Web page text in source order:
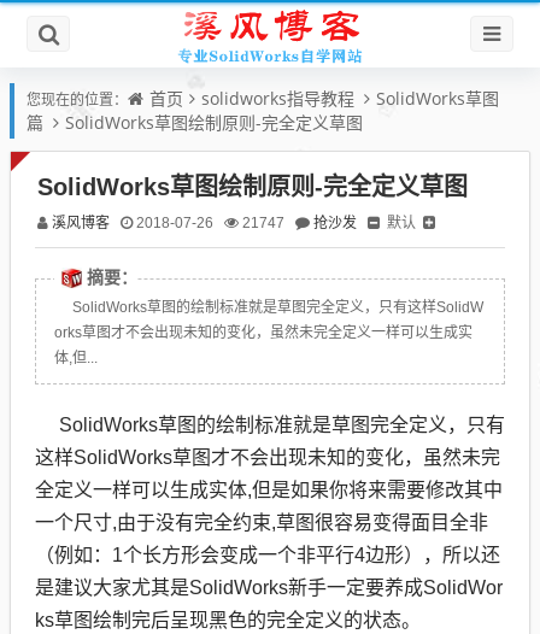
您现在的位置： 首页 solidworks指导教程
SolidWorks草图
篇
SolidWorks草图绘制原则-完全定义草图
SolidWorks草图绘制原则-完全定义草图
溪风博客 2018-07-26 21747 抢沙发 默认
摘要：
SolidWorks草图的绘制标准就是草图完全定义，只有这样SolidW
orks草图才不会出现未知的变化，虽然未完全定义一样可以生成实
体,但...
SolidWorks草图的绘制标准就是草图完全定义，只有
这样SolidWorks草图才不会出现未知的变化，虽然未完
全定义一样可以生成实体,但是如果你将来需要修改其中
一个尺寸,由于没有完全约束,草图很容易变得面目全非
（例如：1个长方形会变成一个非平行4边形），所以还
是建议大家尤其是SolidWorks新手一定要养成SolidWor
ks草图绘制完后呈现黑色的完全定义的状态。